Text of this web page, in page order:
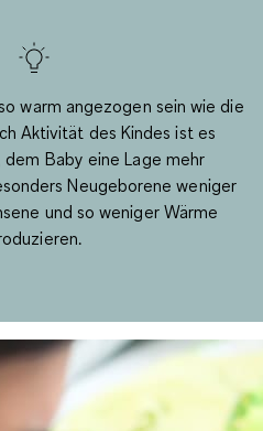
warm angezogen sein wie die
Aktivität des Kindes ist es
dem Baby eine Lage mehr
Neugeborene weniger
und so weniger Wärme